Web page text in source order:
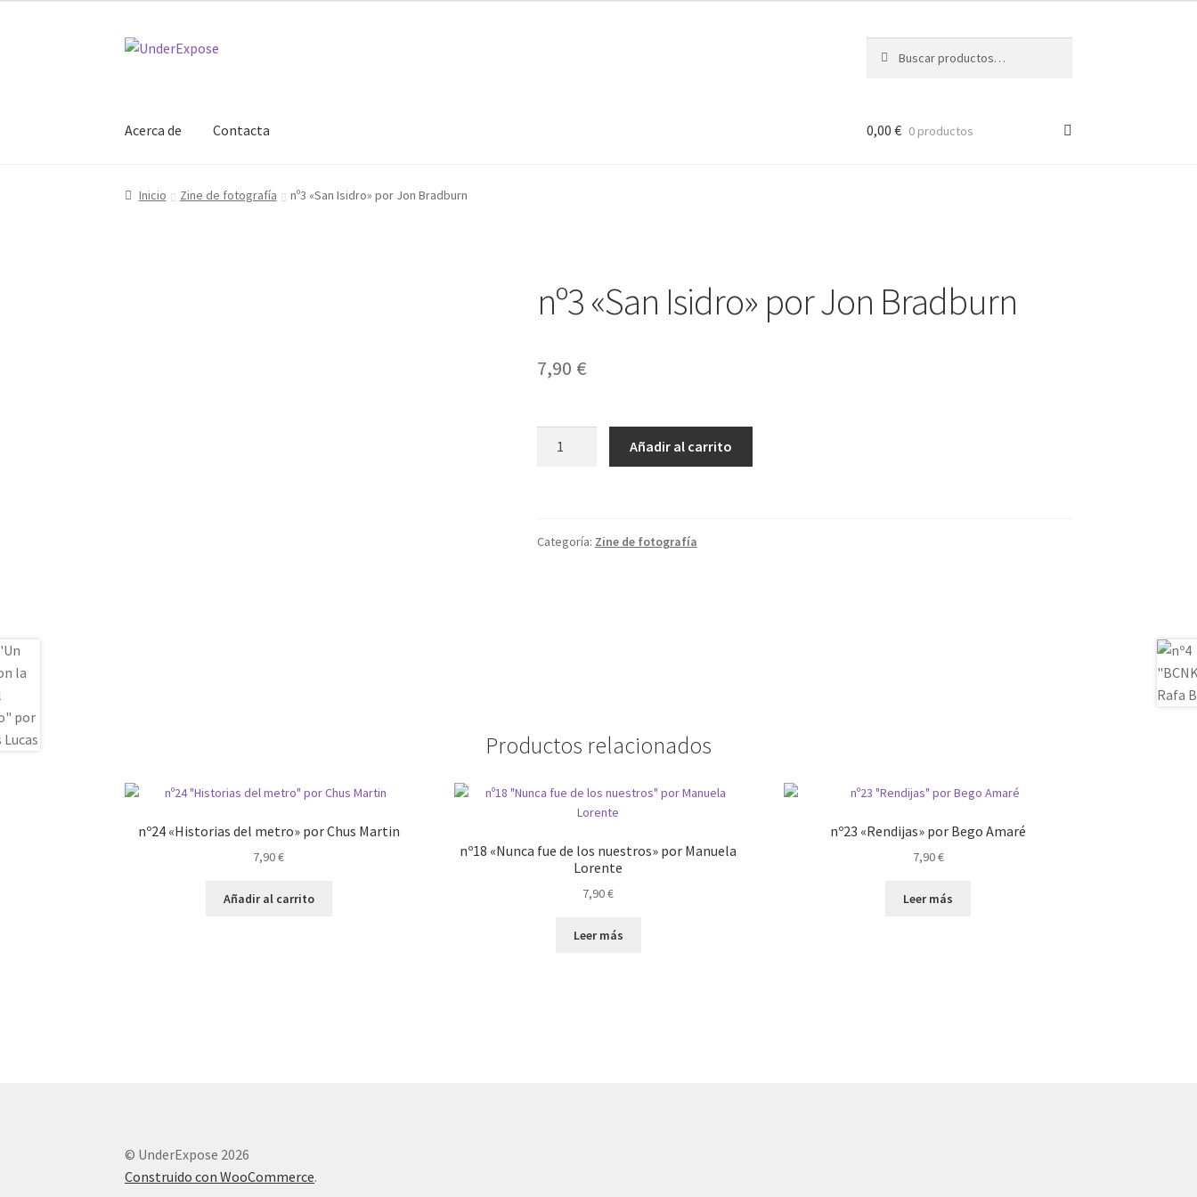
Ir
Ir
por:
Acerca de Contacta 0,00 € 0 productos
Inicio Zine de fotografía nº3 «San Isidro» por Jon Bradburn
nº3 «San Isidro» por Jon Bradburn
7,90 €
Bradburn
Añadir al carrito
Categoría: Zine de fotografía
Productos relacionados
nº24 «Historias del metro» por Chus Martin
7,90€
Añadir al carrito
nº18 «Nunca fue de los nuestros» por Manuela
Lorente
7,90€
Leer más
nº23 «Rendijas» por Bego Amaré
7,90€
Leer más
© UnderExpose 2026
Construido con WooCommerce.